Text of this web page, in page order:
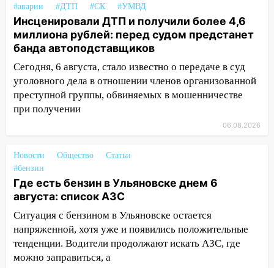
11:25
В Ульяновске ИИ будет выявлять
нарушителей на контейнерных
площадках
11:20
Ульяновская шахматистка
Валерия Клейменова выиграла два
золота в составе сборной мира
11:16 В Ульяновске открыли памятную
доску декабристу Кондратию Рылееву
нашли потерявшегося в заброшенных
садах 79-летнего мужчину
10:26 На нескольких улицах Ульяновска
временно отключили холодную воду
10:14 В Ульяновске двоих участников
коррупционной схемы при ЦГКБ
отправили в колонию на 7 и 8 лет
#аварии
#ДТП #СК #УМВД
Инсценировали ДТП и получили более 4,6
миллиона рублей: перед судом предстанет
банда автоподставщиков
Сегодня, 6 августа, стало известно о передаче в суд
уголовного дела в отношении членов организованной
преступной группы, обвиняемых в мошенничестве
при получении
06.08.2026
Новости Общество
Статьи
#бензин
Где есть бензин в Ульяновске днем 6
августа: список АЗС
Ситуация с бензином в Ульяновске остается
напряженной, хотя уже и появились положительные
тенденции. Водители продолжают искать АЗС, где
можно заправиться, а